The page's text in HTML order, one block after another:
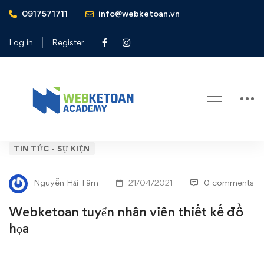
0917571711 info@webketoan.vn
Log in Register
Home
Tin tức - Sự kiện
Webketoan
tuyển
nhân
viên
TIN TỨC - SỰ KIỆN
Nguyễn Hải Tâm 21/04/2021 0 comments
Webketoan tuyển nhân viên thiết kế đồ
họa